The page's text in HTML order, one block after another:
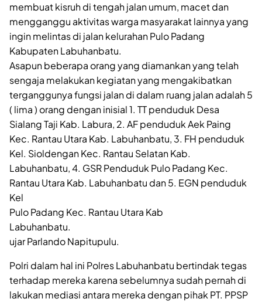
membuat kisruh di tengah jalan umum, macet dan
mengganggu aktivitas warga masyarakat lainnya yang
ingin melintas di jalan kelurahan Pulo Padang
Kabupaten Labuhanbatu.
Asapun beberapa orang yang diamankan yang telah
sengaja melakukan kegiatan yang mengakibatkan
terganggunya fungsi jalan di dalam ruang jalan adalah 5
( lima ) orang dengan inisial 1. TT penduduk Desa
Sialang Taji Kab. Labura, 2. AF penduduk Aek Paing
Kec. Rantau Utara Kab. Labuhanbatu, 3. FH penduduk
Kel. Sioldengan Kec. Rantau Selatan Kab.
Labuhanbatu, 4. GSR Penduduk Pulo Padang Kec.
Rantau Utara Kab. Labuhanbatu dan 5. EGN penduduk
Kel
Pulo Padang Kec. Rantau Utara Kab
Labuhanbatu.
ujar Parlando Napitupulu.
Polri dalam hal ini Polres Labuhanbatu bertindak tegas
terhadap mereka karena sebelumnya sudah pernah di
lakukan mediasi antara mereka dengan pihak PT. PPSP